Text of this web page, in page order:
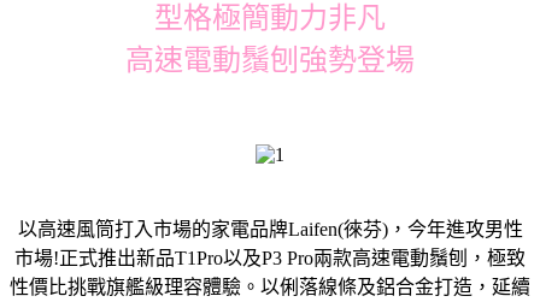
型格極簡動力非凡
高速電動鬚刨強勢登場
以高速風筒打入市場的家電品牌Laifen(徠芬)，今年進攻男性
市場!正式推出新品T1Pro以及P3 Pro兩款高速電動鬚刨，極致
性價比挑戰旗艦級理容體驗。以俐落線條及鋁合金打造，延續